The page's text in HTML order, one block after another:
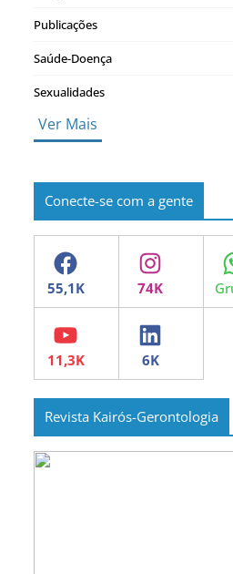
Publicações
Saúde-Doença
Sexualidades
Ver Mais
Conecte-se com a gente
Facebook Instagram
YouTube LinkedIn
Revista Kairós-Gerontologia